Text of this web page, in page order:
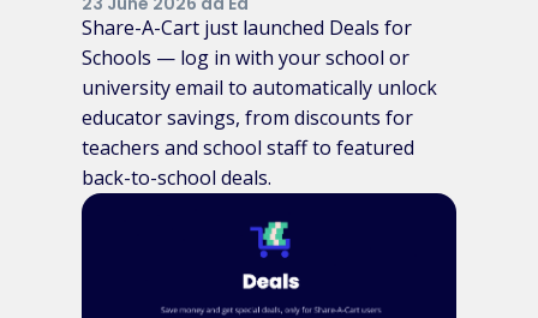
Share-A-Cart just launched Deals for
Schools — log in with your school or
university email to automatically unlock
educator savings, from discounts for
teachers and school staff to featured
back-to-school deals.